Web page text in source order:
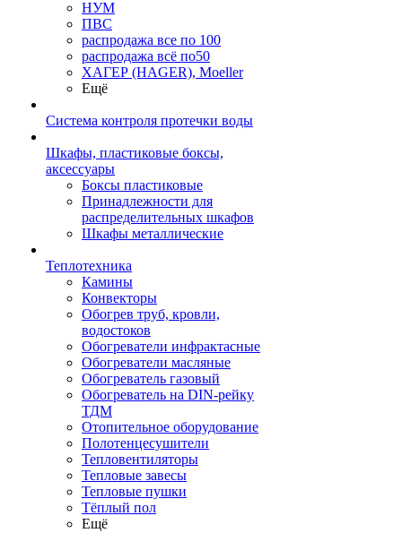
НУМ
ПВС
распродажа все по 100
распродажа всё по50
ХАГЕР (HAGER), Moeller
Ещё
Система контроля протечки воды
Шкафы, пластиковые боксы,
аксессуары
Боксы пластиковые
Принадлежности для
распределительных шкафов
Шкафы металлические
Теплотехника
Камины
Конвекторы
Обогрев труб, кровли,
водостоков
Обогреватели инфрактасные
Обогреватели масляные
Обогреватель газовый
Обогреватель на DIN-рейку
ТДМ
Отопительное оборудование
Полотенцесушители
Тепловентиляторы
Тепловые завесы
Тепловые пушки
Тёплый пол
Ещё